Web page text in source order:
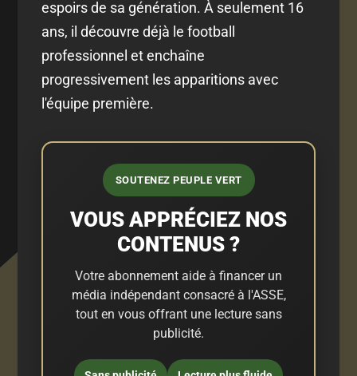
espoirs de sa génération. À seulement 16
ans, il découvre déjà le football
professionnel et enchaîne
progressivement les apparitions avec
l'équipe première.
SOUTENEZ PEUPLE VERT
VOUS APPRÉCIEZ NOS
CONTENUS ?
Votre abonnement aide à financer un
média indépendant consacré à l'ASSE,
tout en vous offrant une lecture sans
publicité.